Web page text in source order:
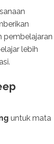
pembelajaran
lebih
untuk mata